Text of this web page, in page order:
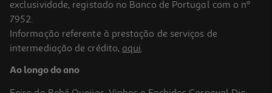
Conjunto Criativo Giotto Be-Bé My Little Feet
19.99 €/un
exclusividade, registado no Banco de Portugal com o nº
7952.
Informação referente à prestação de serviços de
intermediação de crédito, aqui.
Ao longo do ano